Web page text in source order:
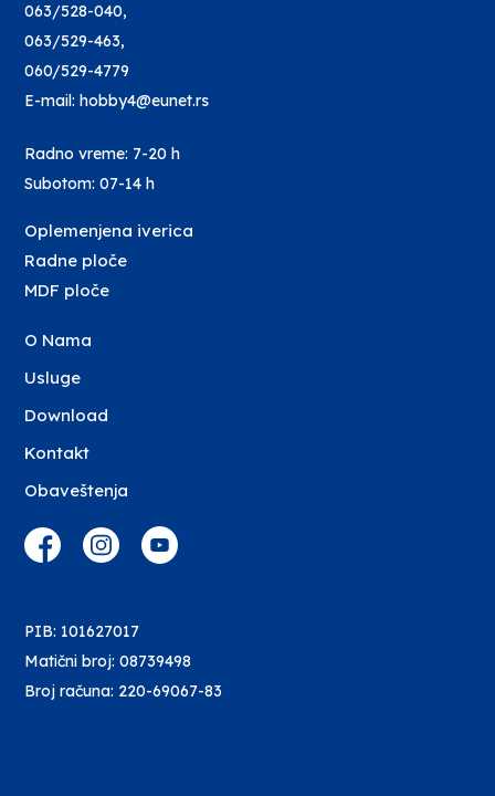
063/528-040,
063/529-463,
060/529-4779
E-mail: hobby4@eunet.rs
Radno vreme: 7-20 h
Subotom: 07-14 h
Oplemenjena iverica
Radne ploče
MDF ploče
O Nama
Usluge
Download
Kontakt
Obaveštenja
PIB: 101627017
Matični broj: 08739498
Broj računa: 220-69067-83